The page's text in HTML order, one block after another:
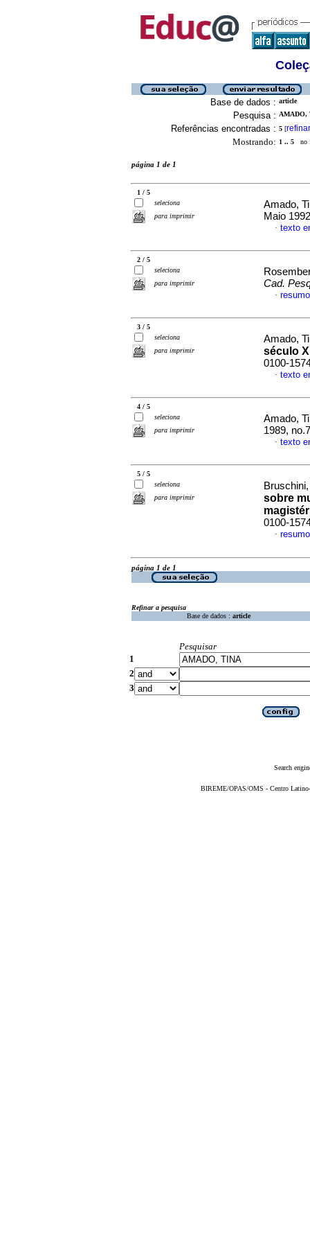
Base de dados : article
Pesquisa : AMADO,
Referências encontradas : 5 [refinar
Mostrando: 1 .. 5 no
página 1 de 1
1 / 5
seleciona
para imprimir
Amado,
Maio
· texto
2 / 5
seleciona
para imprimir
Cad.
·
3 / 5
seleciona
para imprimir
Amado,
século
0100-
· texto
4 / 5
seleciona
para imprimir
Amado,
1989,
· texto
5 / 5
seleciona
para imprimir
sobre
0100-
·
página 1 de 1
Refinar a pesquisa
Base de dados : article
Pesquisar
1
2
3
Search
BIREME/OPAS/OMS - Centro Latino-